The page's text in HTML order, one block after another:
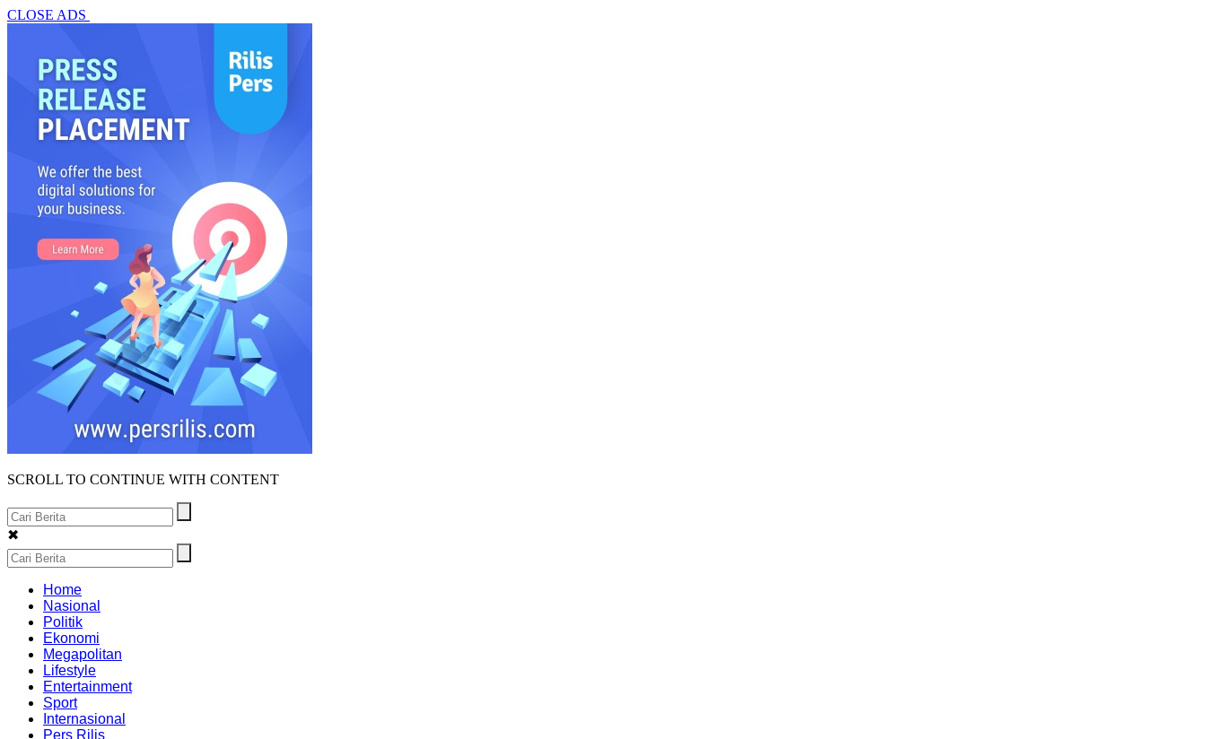
CLOSE ADS
SCROLL TO CONTINUE WITH CONTENT
✖
Home
Nasional
Politik
Ekonomi
Megapolitan
Lifestyle
Entertainment
Sport
Internasional
Pers Rilis